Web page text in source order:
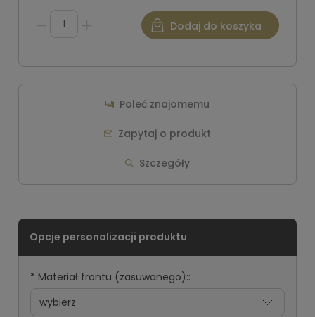
* Materiał frontu (zasuwanego)::
Dodaj do koszyka
Szczegóły
Zapytaj o produkt
Poleć znajomemu